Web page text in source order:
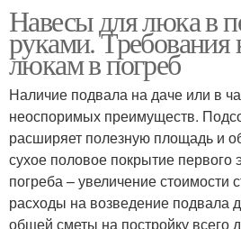
Навесы для люка в
руками.
люкам в погреб
Наличие подвала на даче или в
неоспоримых преимуществ.
расширяет полезную площадь и
сухое половое покрытие первого
погреба – увеличение стоимости
расходы на возведение подвала
общей сметы на постройку всего